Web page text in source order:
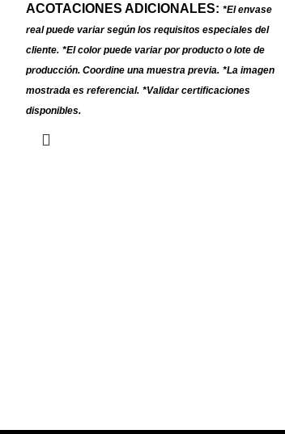
ACOTACIONES ADICIONALES: *El envase
real puede variar según los requisitos especiales del
cliente. *El color puede variar por producto o lote de
producción. Coordine una muestra previa. *La imagen
mostrada es referencial. *Validar certificaciones
disponibles.